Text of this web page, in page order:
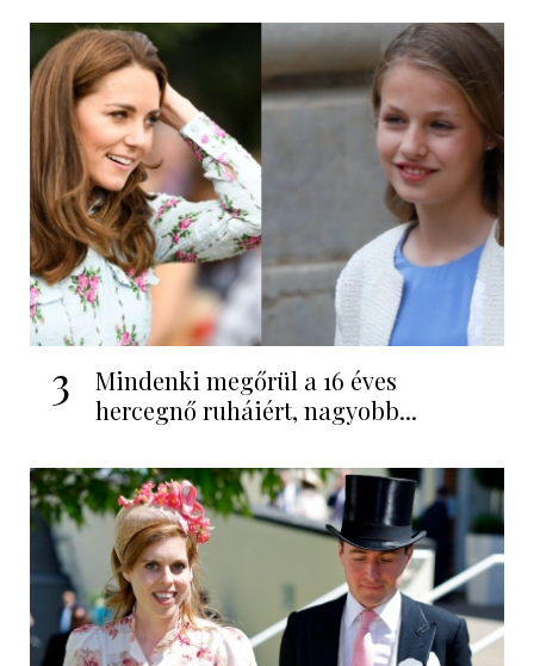
3
Mindenki megőrül a 16 éves
hercegnő ruháiért, nagyobb...